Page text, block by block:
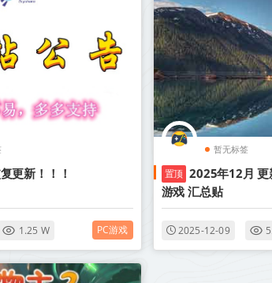
更新！！！
1.25 W PC游戏
暂无标签
置顶 2025年12月
游戏 汇总贴
2025-12-09